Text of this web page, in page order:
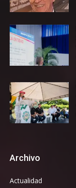
Archivo
Actualidad